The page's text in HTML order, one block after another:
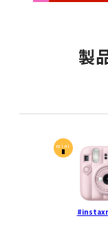
製
mini